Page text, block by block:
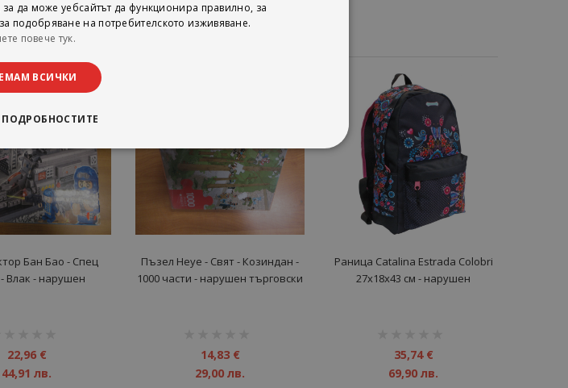
Бан Бао - Спец
Влак - нарушен
22,96 €
44,91 лв.
Пъзел Heye - Свят - Козиндан -
1000 части - нарушен търговски
14,83 €
29,00 лв.
Раница Catalina Estrada Colobri
27x18x43 см - нарушен
35,74 €
69,90 лв.
за да може уебсайтът да функционира правилно, за
подобряване на потребителското изживяване.
повече тук.
ВСИЧКИ